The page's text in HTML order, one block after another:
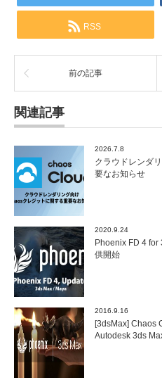
RSS
前の記事
関連記事
2026.7.8
クラウドレンダ
要なお知らせ
2020.9.24
Phoenix FD 4 for
供開始
2016.9.16
[3dsMax] Chaos
Autodesk 3ds